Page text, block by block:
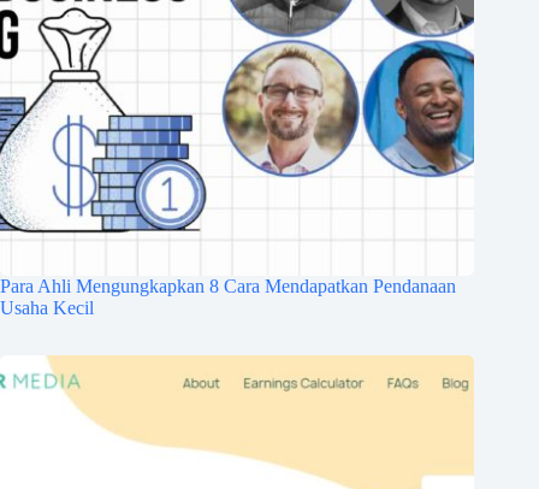
Para Ahli Mengungkapkan 8 Cara Mendapatkan Pendanaan
Usaha Kecil